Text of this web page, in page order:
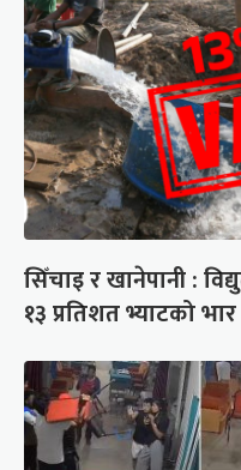
सिँचाइ र खानेपानी :
१३ प्रतिशत भ्याटको भार